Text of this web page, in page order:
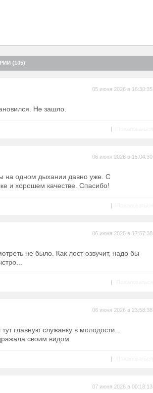
(105)
05 июня 2026 в 16:30:35
Не зашло.
|
06 июня 2026 в 15:04:30
на одном дыхании давно уже. С
и хорошем качестве. Спасибо!
|
06 июня 2026 в 17:57:38
не было. Как лост озвучит, надо бы
|
06 июня 2026 в 23:58:38
главную служанку в молодости...
своим видом
|
07 июня 2026 в 00:18:13